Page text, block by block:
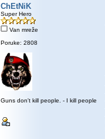
ChEtNiK
Super Hero
Van mreže
Poruke: 2808
Guns don't kill people. - I kill people